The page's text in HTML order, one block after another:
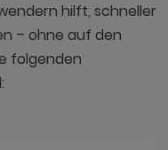
hilft, schneller
– ohne auf den
folgenden